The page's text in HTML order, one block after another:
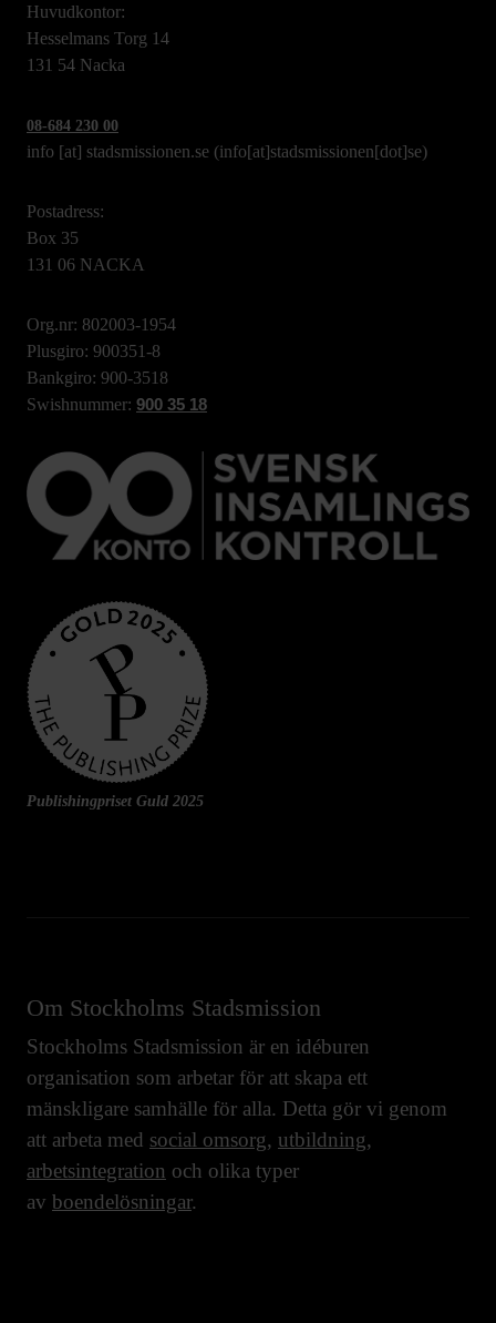
Huvudkontor:
Hesselmans Torg 14
131 54 Nacka
08-684 230 00
info [at] stadsmissionen.se (info[at]stadsmissionen[dot]se)
Postadress:
Box 35
131 06 NACKA
Org.nr: 802003-1954
Plusgiro: 900351-8
Bankgiro: 900-3518
Swishnummer: 900 35 18
Publishingpriset Guld 2025
Om Stockholms Stadsmission
Stockholms Stadsmission är en idéburen
organisation som arbetar för att skapa ett
mänskligare samhälle för alla. Detta gör vi genom
att arbeta med social omsorg, utbildning,
arbetsintegration och olika typer
av boendelösningar.